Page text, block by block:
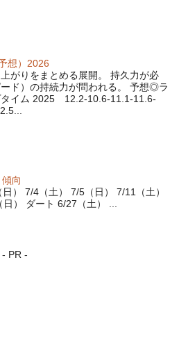
想）2026
がりをまとめる展開。 持久力が必
ド）の持続力が問われる。 予想◎ラ
タイム 2025 12.2-10.6-11.1-11.6-
向
） 7/4（土） 7/5（日） 7/11（土）
） ダート 6/27（土） ...
- PR -